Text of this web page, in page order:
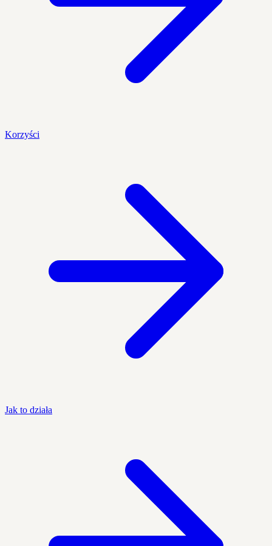
Korzyści
Jak to działa